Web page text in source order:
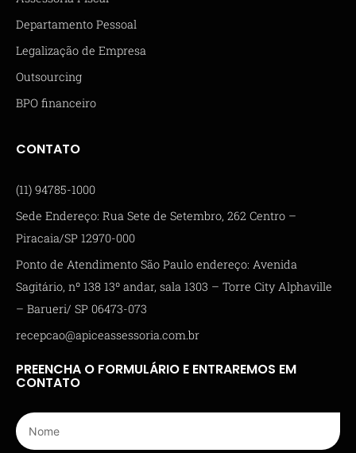
Departamento Pessoal
Legalização de Empresa
Outsourcing
BPO financeiro
CONTATO
(11) 94785-1000
Sede Endereço: Rua Sete de Setembro, 262 Centro –
Piracaia/SP 12970-000
Ponto de Atendimento São Paulo endereço: Avenida
Sagitário, nº 138 13º andar, sala 1303 – Torre City Alphaville
– Barueri/ SP 06473-073
recepcao@apiceassessoria.com.br
PREENCHA O FORMULÁRIO E ENTRAREMOS EM
CONTATO